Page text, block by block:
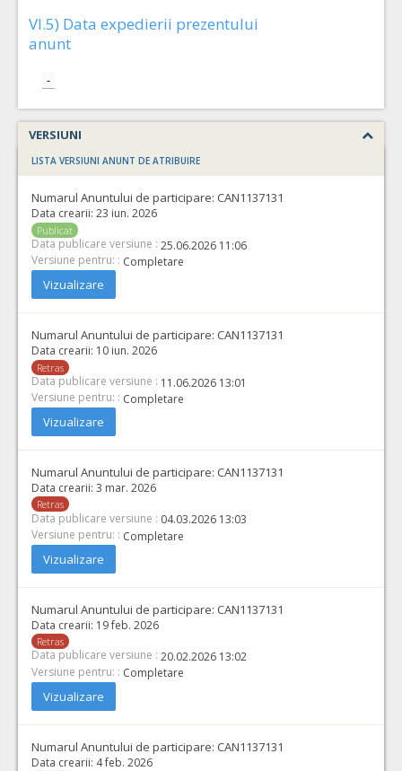
VI.5) Data expedierii prezentului
anunt
-
VERSIUNI
LISTA VERSIUNI ANUNT DE ATRIBUIRE
Numarul Anuntului de participare: CAN1137131
Data crearii: 23 iun. 2026
Publicat
Data publicare versiune : 25.06.2026 11:06
Versiune pentru: : Completare
Vizualizare
Numarul Anuntului de participare: CAN1137131
Data crearii: 10 iun. 2026
Retras
Data publicare versiune : 11.06.2026 13:01
Versiune pentru: : Completare
Vizualizare
Numarul Anuntului de participare: CAN1137131
Data crearii: 3 mar. 2026
Retras
Data publicare versiune : 04.03.2026 13:03
Versiune pentru: : Completare
Vizualizare
Numarul Anuntului de participare: CAN1137131
Data crearii: 19 feb. 2026
Retras
Data publicare versiune : 20.02.2026 13:02
Versiune pentru: : Completare
Vizualizare
Numarul Anuntului de participare: CAN1137131
Data crearii: 4 feb. 2026